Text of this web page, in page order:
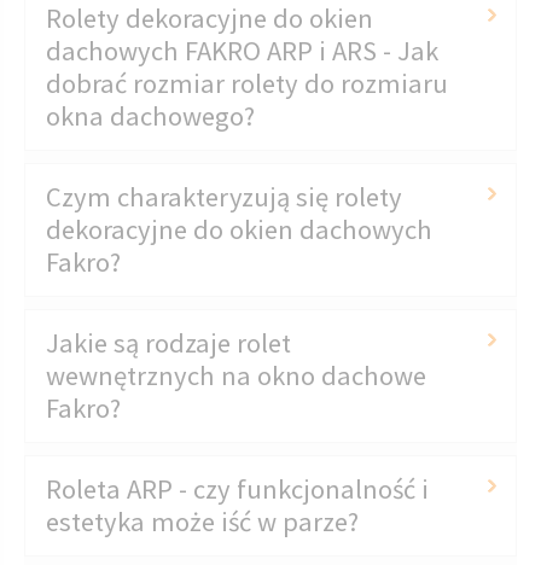
Rolety dekoracyjne do okien
dachowych FAKRO ARP i ARS - Jak
dobrać rozmiar rolety do rozmiaru
okna dachowego?
Czym charakteryzują się rolety
dekoracyjne do okien dachowych
Fakro?
Jakie są rodzaje rolet
wewnętrznych na okno dachowe
Fakro?
Roleta ARP - czy funkcjonalność i
estetyka może iść w parze?